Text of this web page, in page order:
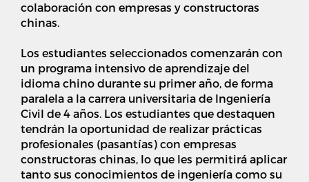
colaboración con empresas y constructoras
chinas.
Los estudiantes seleccionados comenzarán con
un programa intensivo de aprendizaje del
idioma chino durante su primer año, de forma
paralela a la carrera universitaria de Ingeniería
Civil de 4 años. Los estudiantes que destaquen
tendrán la oportunidad de realizar prácticas
profesionales (pasantías) con empresas
constructoras chinas, lo que les permitirá aplicar
tanto sus conocimientos de ingeniería como su